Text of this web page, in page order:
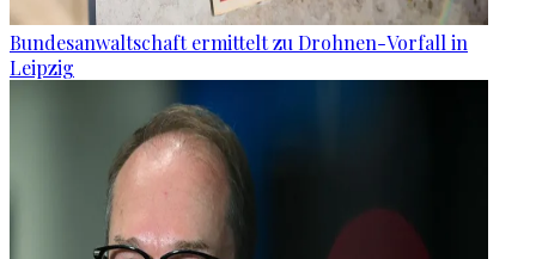
Bundesanwaltschaft ermittelt zu Drohnen-Vorfall in
Leipzig